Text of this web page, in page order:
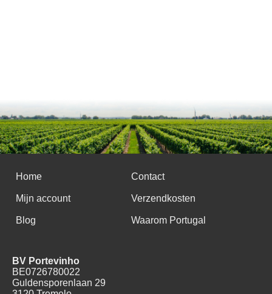
Home Contact
Mijn account Verzendkosten
Blog Waarom Portugal
BV Portevinho
BE0726780022
Guldensporenlaan 29